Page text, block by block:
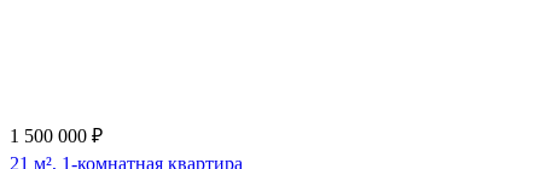
1 500 000 ₽
21 м², 1-комнатная квартира